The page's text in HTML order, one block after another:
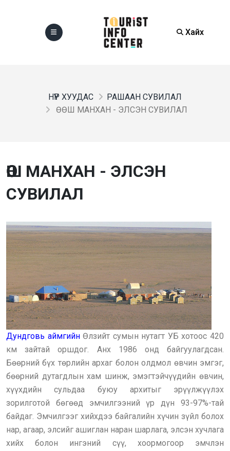
Хайх
НҮҮР ХУУДАС
РАШААН СУВИЛАЛ
ӨӨШ МАНХАН - ЭЛСЭН СУВИЛАЛ
ӨӨШ МАНХАН - ЭЛСЭН
СУВИЛАЛ
Дундговь аймгийнӨлзийт сумын нутагт УБ хотоос 420
км зайтай оршдог. Анх 1986 онд байгуулагдсан.
Бөөрний бүх төрлийн архаг болон олдмол өвчин эмгэг,
бөөрний дутагдлын хам шинж, эмэгтэйчүүдийн өвчин,
хүүхдийн сульдаа буюу архитыг эрүүлжүүлэх
зорилготой бөгөөд эмчилгээний үр дүн 93-97%-тай
байдаг. Эмчилгээг хийхдээ байгалийн хүчин зүйл болох
нар, агаар, элсийг ашиглан наран шарлага, элсэн хучлага
хийх болон ингэний сүү, хоормогоор эмчлэн